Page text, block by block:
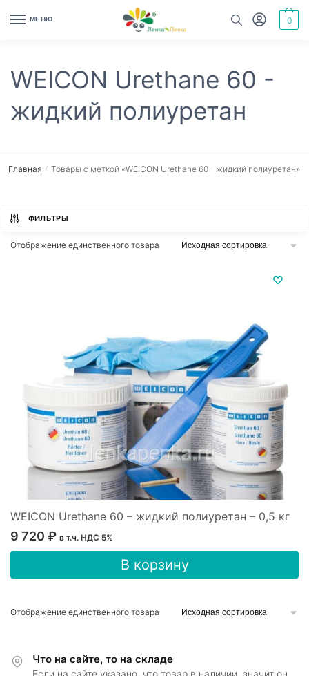
МЕНЮ 0
WEICON Urethane 60 -
жидкий полиуретан
Главная / Товары с меткой «WEICON Urethane 60 - жидкий полиуретан»
ФИЛЬТРЫ
Отображение единственного товара
WEICON Urethane 60 – жидкий полиуретан – 0,5 кг
9 720 ₽ в т.ч. НДС 5%
В корзину
Отображение единственного товара
Что на сайте, то на складе
Если на сайте указано, что товар в наличии, значит он